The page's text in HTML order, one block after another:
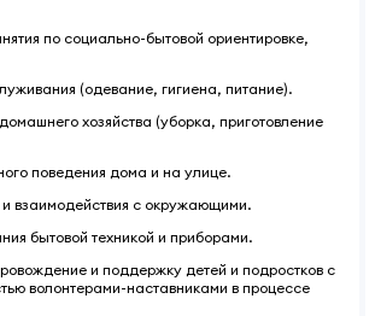
по социально-бытовой ориентировке,
(одевание, гигиена, питание).
хозяйства (уборка, приготовление
поведения дома и на улице.
взаимодействия с окружающими.
бытовой техникой и приборами.
и поддержку детей и подростков с
волонтерами-наставниками в процессе